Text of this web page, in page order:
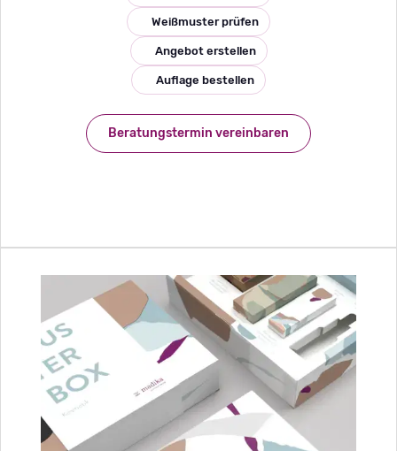
Weißmuster prüfen
Angebot erstellen
Auflage bestellen
Beratungstermin vereinbaren